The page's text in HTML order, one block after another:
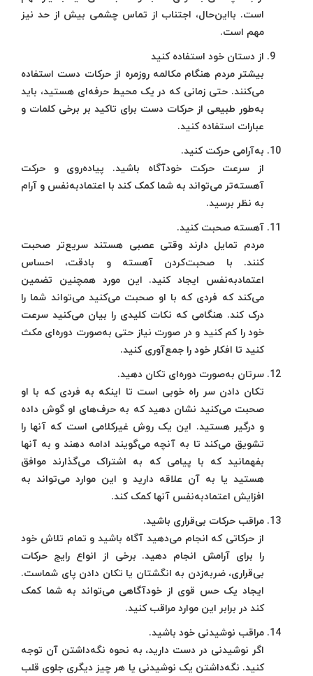
است. بااین‌حال، اجتناب از تماس چشمی بیش از حد نیز
مهم است.
از دستان خود استفاده کنید
بیشتر مردم هنگام مکالمه روزمره از حرکات دست استفاده
می‌کنند. حتی زمانی که در یک محیط حرفه‌ای هستید، باید
به‌طور طبیعی از حرکات دست برای تاکید بر برخی کلمات و
عبارات استفاده کنید.
به‌آرامی حرکت کنید.
از سرعت حرکت خودآگاه باشید. پیاده‌روی و حرکت
آهسته‌تر می‌تواند به شما کمک کند با اعتمادبه‌نفس و آرام
به نظر برسید.
آهسته صحبت کنید.
مردم تمایل دارند وقتی عصبی هستند سریع‌تر صحبت
کنند. با صحبت‌کردن آهسته و بادقت، احساس
اعتمادبه‌نفس ایجاد کنید. این مورد همچنین تضمین
می‌کند که فردی که با او صحبت می‌کنید می‌تواند شما را
درک کند. هنگامی که نکات کلیدی را بیان می‌کنید سرعت
خود را کم کنید و در صورت نیاز حتی به‌صورت دوره‌ای مکث
کنید تا افکار خود را جمع‌آوری کنید.
سرتان به‌صورت دوره‌ای تکان دهید.
تکان دادن سر راه خوبی است تا اینکه به فردی که با او
صحبت می‌کنید نشان دهید که به حرف‌های او گوش داده
و درگیر هستید. این یک روش غیرکلامی است که آنها را
تشویق می‌کند تا به آنچه می‌گویند ادامه دهند و به آنها
بفهمانید که با پیامی که به اشتراک می‌گذارند موافق
هستید یا به آن علاقه دارید و این موارد می‌تواند به
افزایش اعتمادبه‌نفس آنها کمک کند.
مراقب حرکات بی‌قراری باشید.
از حرکاتی که انجام می‌دهید آگاه باشید و تمام تلاش خود
را برای آرامش انجام دهید. برخی از انواع رایج حرکات
بی‌قراری، ضربه‌زدن به انگشتان یا تکان دادن پای شماست.
ایجاد یک حس قوی از خودآگاهی می‌تواند به شما کمک
کند در برابر این موارد مراقب کنید.
مراقب نوشیدنی خود باشید.
اگر نوشیدنی در دست دارید، به نحوه نگه‌داشتن آن توجه
کنید. نگه‌داشتن یک نوشیدنی یا هر چیز دیگری جلوی قلب